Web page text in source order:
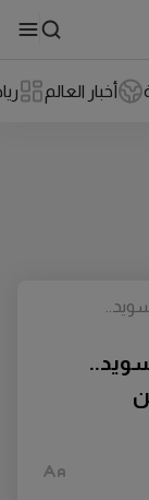
أخبار العالم